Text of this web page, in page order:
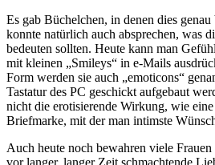
Es gab Büchelchen, in denen dies
konnte natürlich auch absprechen, was
bedeuten sollten. Heute kann man
mit kleinen
Smileys
in e-Mails
Form werden sie auch
emoticons
Tastatur des PC geschickt aufgebaut
nicht die erotisierende Wirkung, wie
Briefmarke, mit der man intimste
Auch heute noch bewahren viele
vor langer, langer Zeit schmachtende